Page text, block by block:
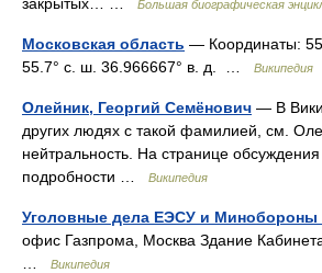
Большая биографическая
Московская область — Координаты:
55.7° с. ш. 36.966667° в. д. …
Википедия
Олейник, Георгий Семёнович — В
других людях с такой фамилией, см.
нейтральность. На странице
подробности …
Википедия
Уголовные дела ЕЭСУ и Минобороны
офис Газпрома, Москва Здание
Википедия